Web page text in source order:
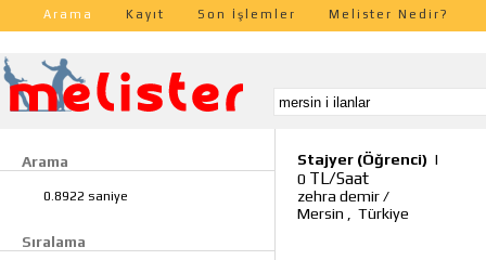
Arama Kayıt Son İşlemler Melister Nedir?
Arama
0.8922 saniye
Sıralama
Stajyer (Öğrenci) |
0 TL/Saat
zehra demir/
Mersin
Türkiye